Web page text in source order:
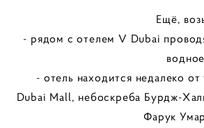
Ещё,
- рядом с отелем V Dubai
- отель находится недалеко
Dubai Mall, небоскреба Бурдж-
Фарук